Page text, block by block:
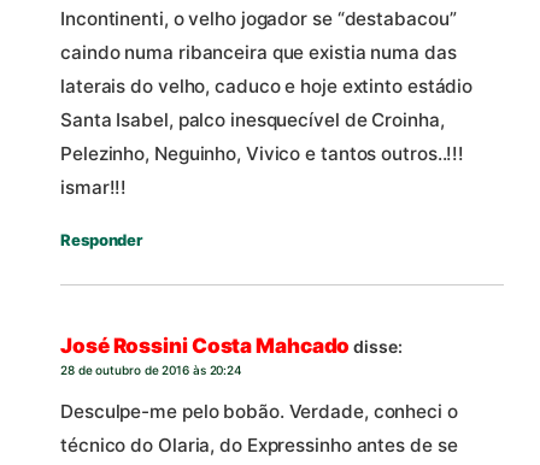
Incontinenti, o velho jogador se “destabacou”
caindo numa ribanceira que existia numa das
laterais do velho, caduco e hoje extinto estádio
Santa Isabel, palco inesquecível de Croinha,
Pelezinho, Neguinho, Vivico e tantos outros..!!!
ismar!!!
Responder
José Rossini Costa Mahcado disse:
28 de outubro de 2016 às 20:24
Desculpe-me pelo bobão. Verdade, conheci o
técnico do Olaria, do Expressinho antes de se